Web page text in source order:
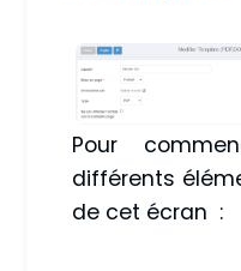
Pour
différents
de cet écran :